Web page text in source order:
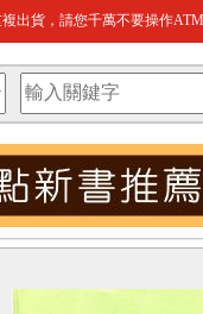
出貨，請您千萬不要操作ATM